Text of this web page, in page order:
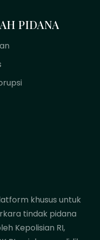
PIDANA
khusus untuk
tindak pidana
Kepolisian RI,